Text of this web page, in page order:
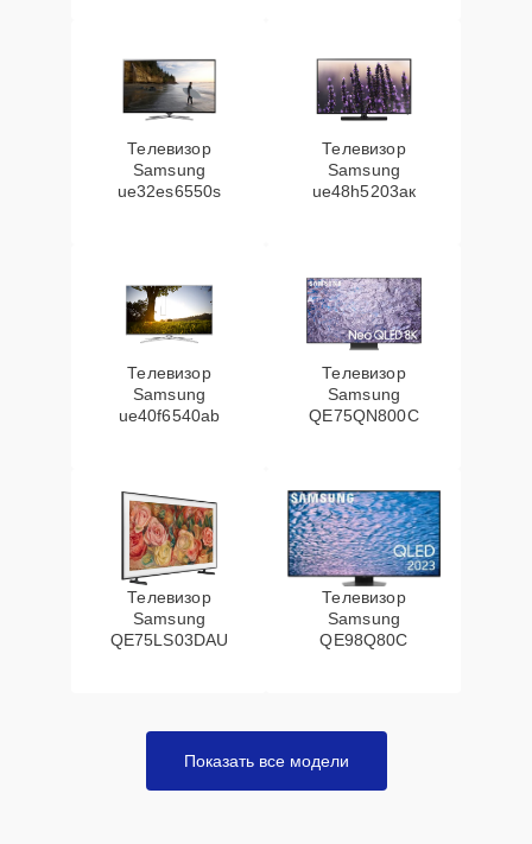
Телевизор
Samsung
ue32es6550s
Телевизор
Samsung
ue48h5203aк
Телевизор
Samsung
ue40f6540ab
Телевизор
Samsung
QE75QN800C
Телевизор
Samsung
QE75LS03DAU
Телевизор
Samsung
QE98Q80C
Показать все модели